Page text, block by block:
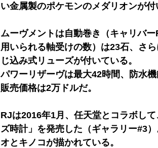
い金属製のポケモンのメダリオンが付
ムーヴメントは自動巻き（キャリバ
用いられる軸受けの数）は23石、さ
じ込み式リューズが付いている。
パワーリザーヴは最大42時間、防水
販売価格は2万ドルだ。
RJは2016年1月、任天堂とコラボし
ズ時計」を発売した（ギャラリー#3
オとキノコが描かれている。